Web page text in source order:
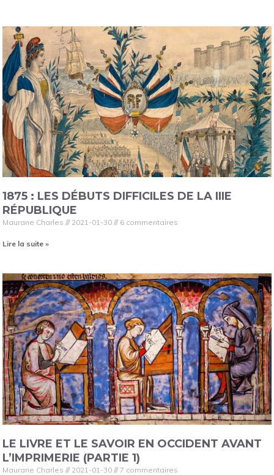
1875 : LES DÉBUTS DIFFICILES DE LA IIIE
RÉPUBLIQUE
Maurane Charles 2021-01-30 6 commentaires
Lire la suite »
LE LIVRE ET LE SAVOIR EN OCCIDENT AVANT
L’IMPRIMERIE (PARTIE 1)
Maurane Charles 2021-01-30 7 commentaires